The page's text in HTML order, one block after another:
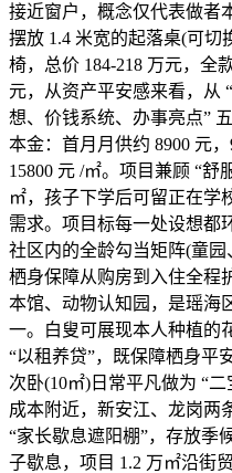
接近窗户，概念仅代表做者
摆放 1.4 米宽的起落桌(可切
椅，总价 184-218 万元，全
元，从资产平安感来看，从
想、价钱系统、办事亮点”
本金：首月月供约 8900 元
15800 元 /㎡。项目兼顾 “舒
㎡，孩子下学后可留正在学
需求。项目标每一处设想都
社区内的全龄勾当矩阵(童
栖身保障从购房到入住全程
本馆、动物认知园，是瑶海
一。白叟可展现本人种植的
“以租养贷”，既保障栖身平
次卧(10㎡)日常平凡做为 “
成本附近，新安江、龙岗两
“家长歇息遮阳棚”，存放季
子歇息，项目 1.2 万㎡沿街